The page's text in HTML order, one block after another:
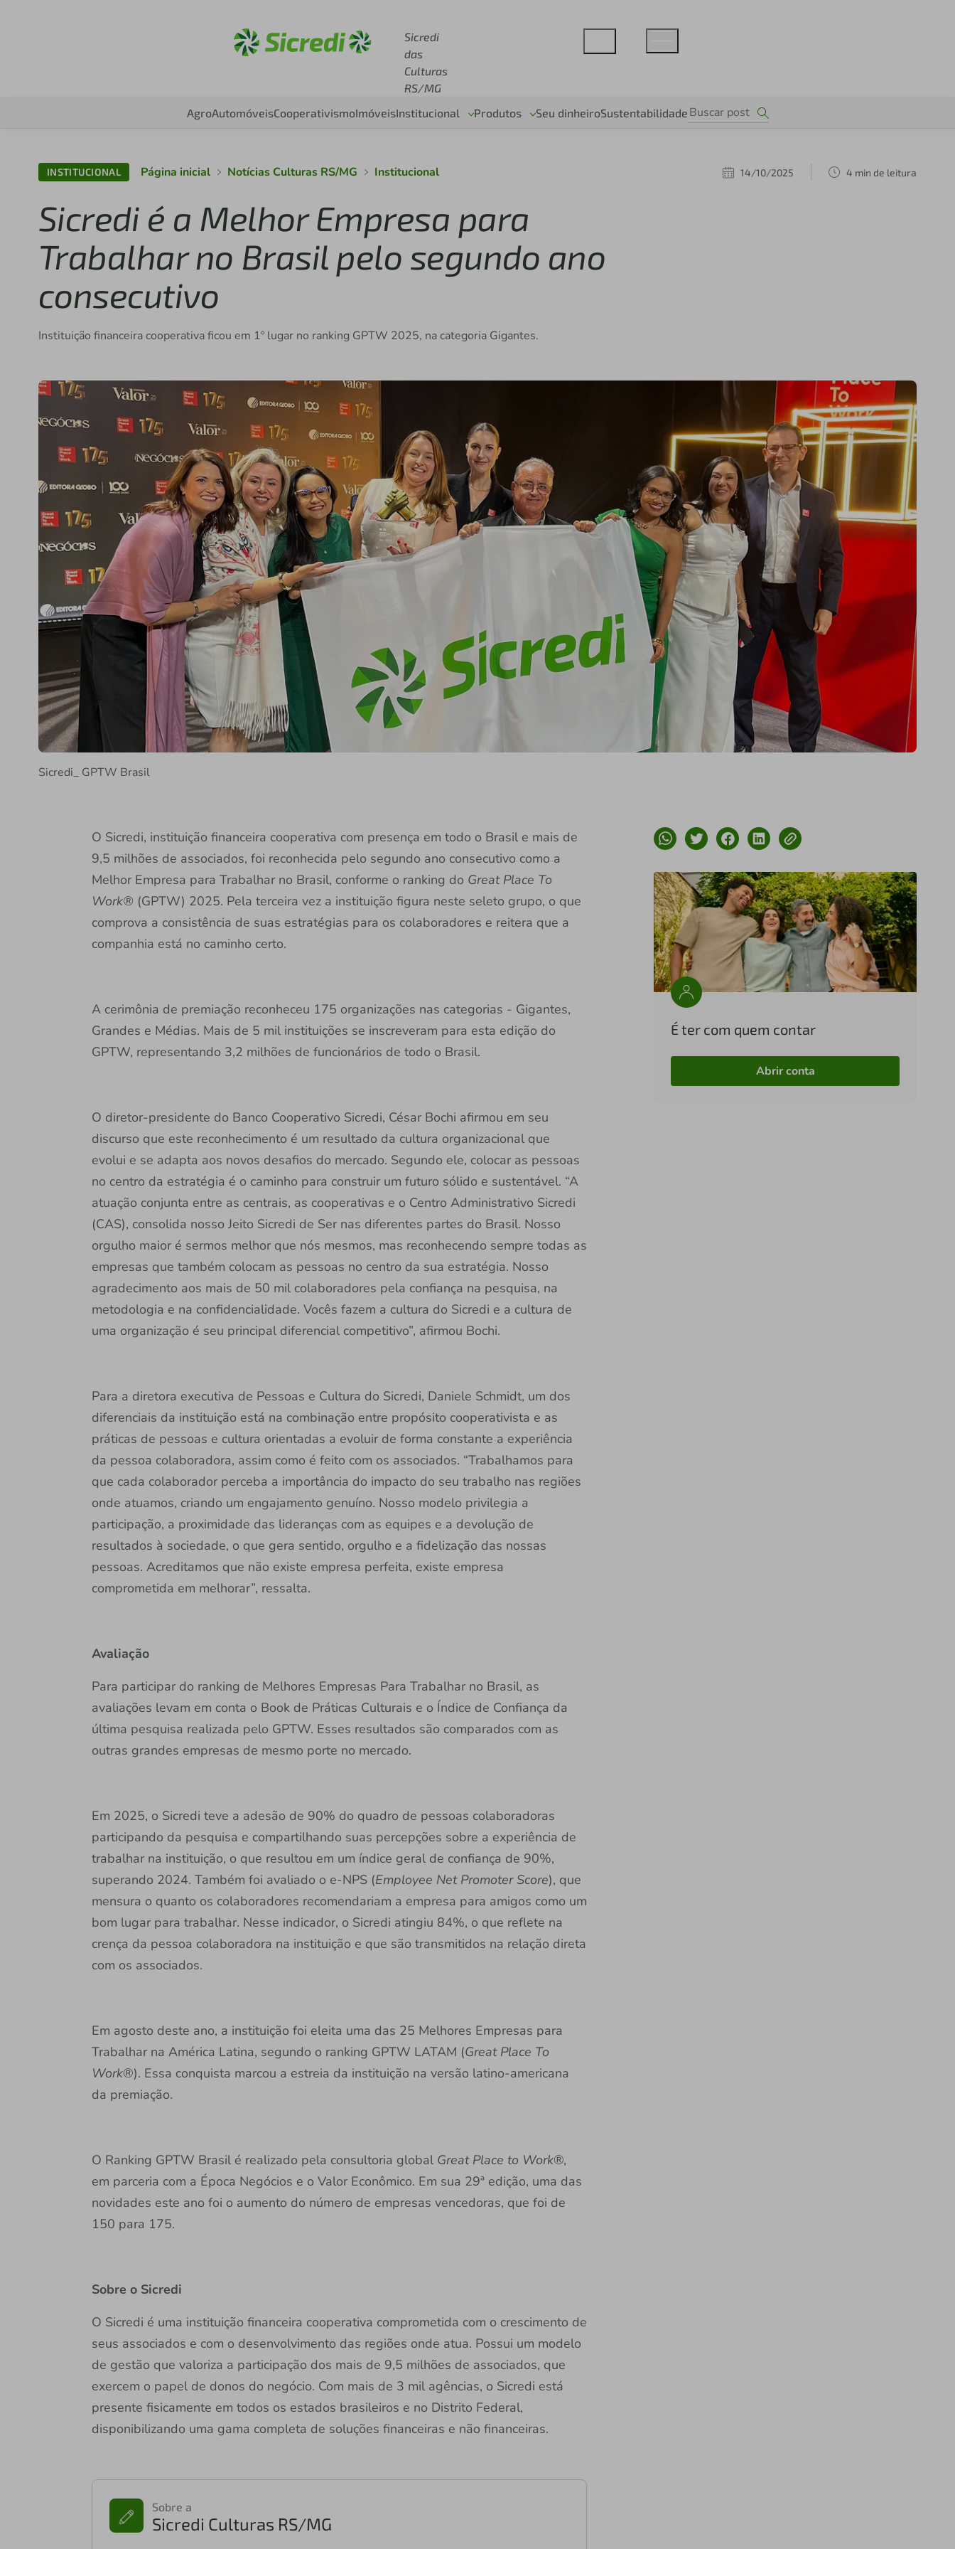
Sicredi
das
Culturas
RS/MG
AgroAutomóveisCooperativismoImóveisInstitucional Produtos Seu dinheiroSustentabilidade
INSTITUCIONAL Página inicial Notícias Culturas RS/MG Institucional 14/10/2025 4 min de leitura
Sicredi é a Melhor Empresa para
Trabalhar no Brasil pelo segundo ano
consecutivo
Instituição financeira cooperativa ficou em 1º lugar no ranking GPTW 2025, na categoria Gigantes.
Sicredi_ GPTW Brasil
O Sicredi, instituição financeira cooperativa com presença em todo o Brasil e mais de
9,5 milhões de associados, foi reconhecida pelo segundo ano consecutivo como a
Melhor Empresa para Trabalhar no Brasil, conforme o ranking do Great Place To
Work® (GPTW) 2025. Pela terceira vez a instituição figura neste seleto grupo, o que
comprova a consistência de suas estratégias para os colaboradores e reitera que a
companhia está no caminho certo.
A cerimônia de premiação reconheceu 175 organizações nas categorias - Gigantes,
Grandes e Médias. Mais de 5 mil instituições se inscreveram para esta edição do
GPTW, representando 3,2 milhões de funcionários de todo o Brasil.
O diretor-presidente do Banco Cooperativo Sicredi, César Bochi afirmou em seu
discurso que este reconhecimento é um resultado da cultura organizacional que
evolui e se adapta aos novos desafios do mercado. Segundo ele, colocar as pessoas
no centro da estratégia é o caminho para construir um futuro sólido e sustentável. “A
atuação conjunta entre as centrais, as cooperativas e o Centro Administrativo Sicredi
(CAS), consolida nosso Jeito Sicredi de Ser nas diferentes partes do Brasil. Nosso
orgulho maior é sermos melhor que nós mesmos, mas reconhecendo sempre todas as
empresas que também colocam as pessoas no centro da sua estratégia. Nosso
agradecimento aos mais de 50 mil colaboradores pela confiança na pesquisa, na
metodologia e na confidencialidade. Vocês fazem a cultura do Sicredi e a cultura de
uma organização é seu principal diferencial competitivo”, afirmou Bochi.
Para a diretora executiva de Pessoas e Cultura do Sicredi, Daniele Schmidt, um dos
diferenciais da instituição está na combinação entre propósito cooperativista e as
práticas de pessoas e cultura orientadas a evoluir de forma constante a experiência
da pessoa colaboradora, assim como é feito com os associados. “Trabalhamos para
que cada colaborador perceba a importância do impacto do seu trabalho nas regiões
onde atuamos, criando um engajamento genuíno. Nosso modelo privilegia a
participação, a proximidade das lideranças com as equipes e a devolução de
resultados à sociedade, o que gera sentido, orgulho e a fidelização das nossas
pessoas. Acreditamos que não existe empresa perfeita, existe empresa
comprometida em melhorar”, ressalta.
Avaliação
Para participar do ranking de Melhores Empresas Para Trabalhar no Brasil, as
avaliações levam em conta o Book de Práticas Culturais e o Índice de Confiança da
última pesquisa realizada pelo GPTW. Esses resultados são comparados com as
outras grandes empresas de mesmo porte no mercado.
Em 2025, o Sicredi teve a adesão de 90% do quadro de pessoas colaboradoras
participando da pesquisa e compartilhando suas percepções sobre a experiência de
trabalhar na instituição, o que resultou em um índice geral de confiança de 90%,
superando 2024. Também foi avaliado o e-NPS (Employee Net Promoter Score), que
mensura o quanto os colaboradores recomendariam a empresa para amigos como um
bom lugar para trabalhar. Nesse indicador, o Sicredi atingiu 84%, o que reflete na
crença da pessoa colaboradora na instituição e que são transmitidos na relação direta
com os associados.
Em agosto deste ano, a instituição foi eleita uma das 25 Melhores Empresas para
Trabalhar na América Latina, segundo o ranking GPTW LATAM (Great Place To
Work®). Essa conquista marcou a estreia da instituição na versão latino-americana
da premiação.
O Ranking GPTW Brasil é realizado pela consultoria global Great Place to Work®,
em parceria com a Época Negócios e o Valor Econômico. Em sua 29ª edição, uma das
novidades este ano foi o aumento do número de empresas vencedoras, que foi de
150 para 175.
Sobre o Sicredi
O Sicredi é uma instituição financeira cooperativa comprometida com o crescimento de
seus associados e com o desenvolvimento das regiões onde atua. Possui um modelo
de gestão que valoriza a participação dos mais de 9,5 milhões de associados, que
exercem o papel de donos do negócio. Com mais de 3 mil agências, o Sicredi está
presente fisicamente em todos os estados brasileiros e no Distrito Federal,
disponibilizando uma gama completa de soluções financeiras e não financeiras.
Sobre a
Sicredi Culturas RS/MG
É ter com quem contar
Abrir conta